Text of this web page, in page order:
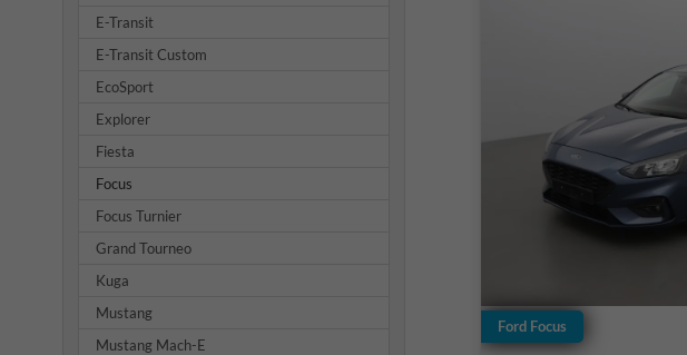
Ford Focus
E-Transit
E-Transit Custom
EcoSport
Explorer
Fiesta
Focus
Focus Turnier
Grand Tourneo
Kuga
Mustang
Mustang Mach-E